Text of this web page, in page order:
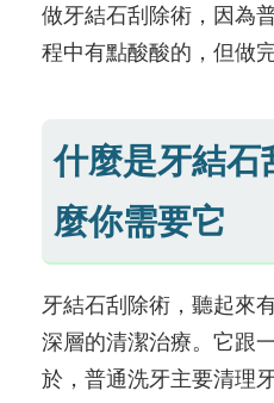
做牙結石刮除術，因為
程中有點酸酸的，但做
什麼是牙結石
麼你需要它
牙結石刮除術，聽起來
深層的清潔治療。它跟
於，普通洗牙主要清理